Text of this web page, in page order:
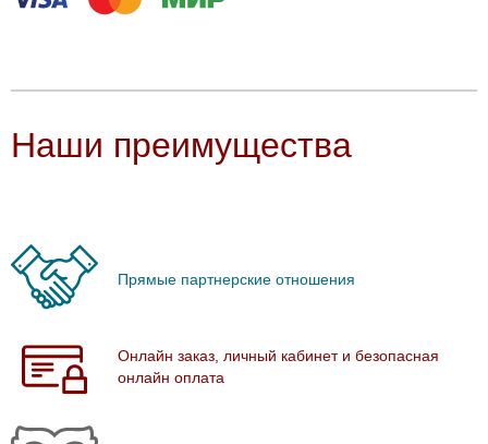
Наши преимущества
Прямые партнерские отношения
Онлайн заказ, личный кабинет и безопасная
онлайн оплата